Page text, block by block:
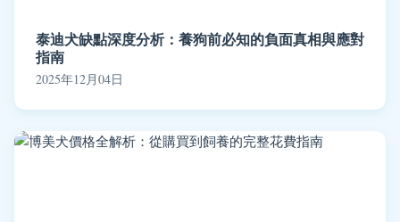
泰迪犬缺點深度分析：養狗前必知的負面真相與應對
指南
2025年12月04日